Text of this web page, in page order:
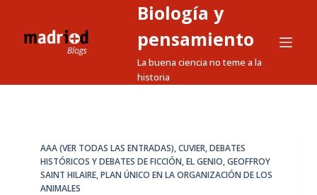
a
Biología y
pensamiento
La buena ciencia no teme a la
historia
AAA (VER TODAS LAS ENTRADAS),CUVIER,DEBATES
HISTÓRICOS Y DEBATES DE FICCIÓN,EL GENIO,GEOFFROY
SAINT HILAIRE,PLAN ÚNICO EN LA ORGANIZACIÓN DE LOS
ANIMALES